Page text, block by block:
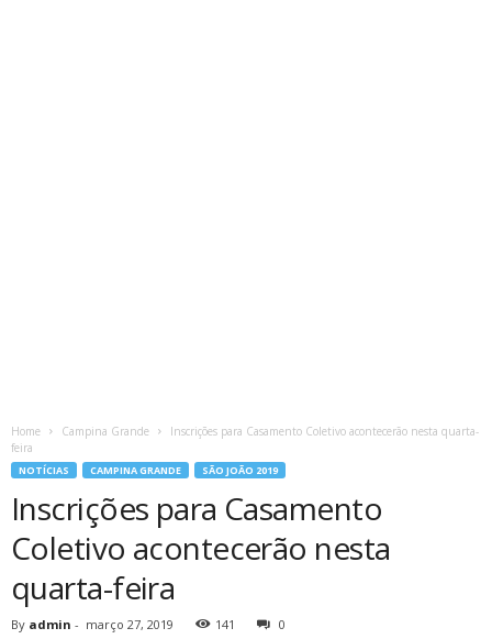
Home Campina Grande
Inscrições para Casamento Coletivo acontecerão nesta quarta-
feira
NOTÍCIAS CAMPINA GRANDE SÃO JOÃO 2019
Inscrições para Casamento
Coletivo acontecerão nesta
quarta-feira
By admin - março 27, 2019 141 0